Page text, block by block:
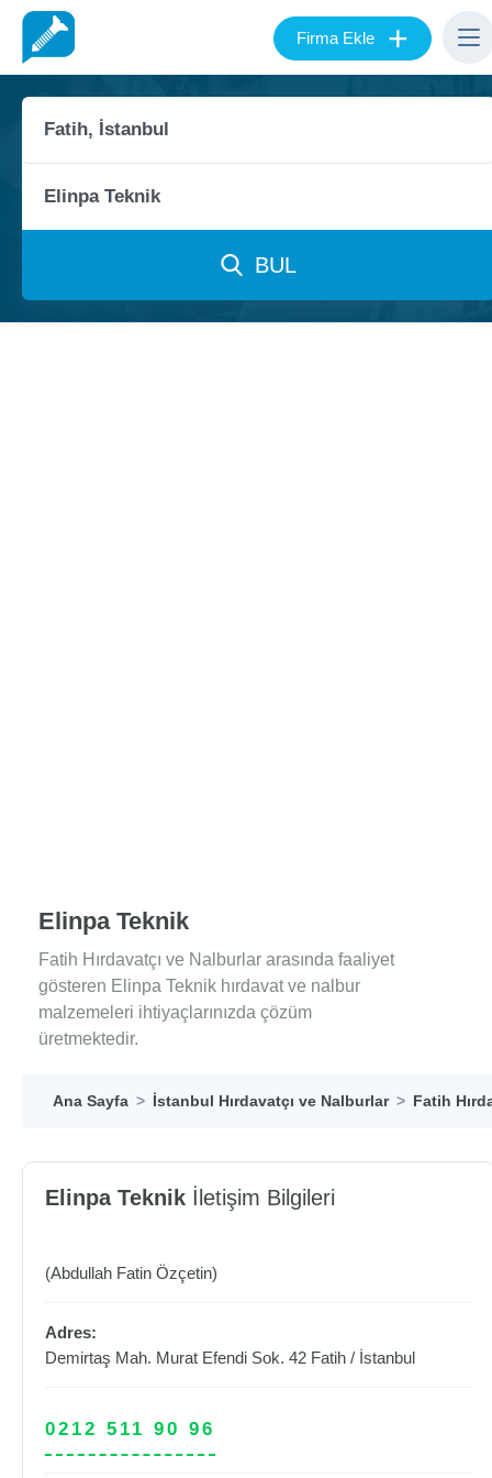
Firma Ekle +
BUL
Elinpa Teknik
Fatih Hırdavatçı ve Nalburlar arasında faaliyet
gösteren Elinpa Teknik hırdavat ve nalbur
malzemeleri ihtiyaçlarınızda çözüm
üretmektedir.
Ana Sayfa İstanbul Hırdavatçı ve Nalburlar Fatih
Elinpa Teknik İletişim Bilgileri
(Abdullah Fatin Özçetin)
Adres:
Demirtaş Mah. Murat Efendi Sok. 42 Fatih / İstanbul
0212 511 90 96